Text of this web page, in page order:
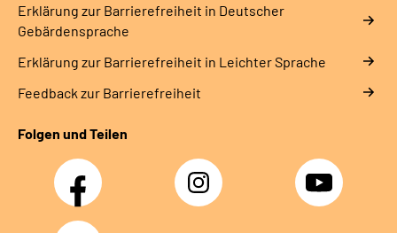
Erklärung zur Barrierefreiheit in Deutscher
Gebärdensprache
Erklärung zur Barrierefreiheit in Leichter Sprache
Feedback zur Barrierefreiheit
Folgen und Teilen
Facebook Instagram YouTube